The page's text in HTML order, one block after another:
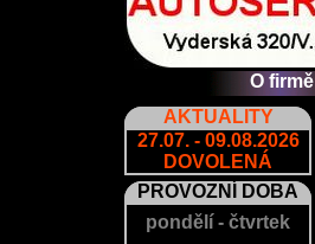
O firmě
AKTUALITY
27.07. - 09.08.2026
DOVOLENÁ
PROVOZNÍ DOBA
pondělí - čtvrtek